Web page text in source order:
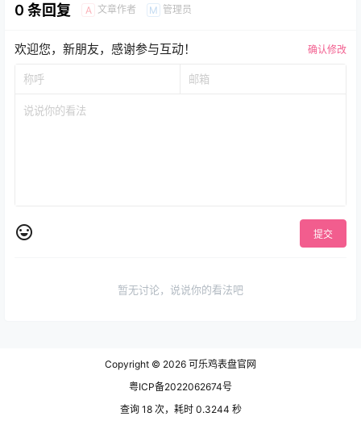
0 条回复 A 文章作者 M 管理员
欢迎您，新朋友，感谢参与互动！ 确认修改
提交
暂无讨论，说说你的看法吧
Copyright © 2026 可乐鸡表盘官网
粤ICP备2022062674号
查询 18 次，耗时 0.3244 秒